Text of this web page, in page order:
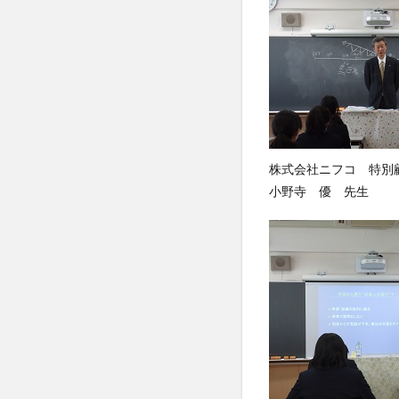
株式会社ニフコ 特別
小野寺 優 先生